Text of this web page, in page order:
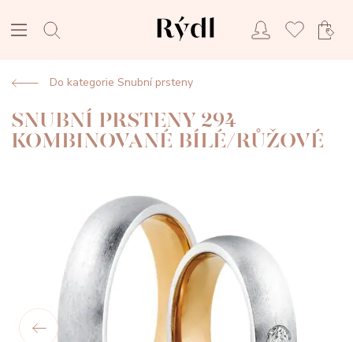
Do kategorie Snubní prsteny
SNUBNÍ PRSTENY 294
KOMBINOVANÉ BÍLÉ/RŮŽOVÉ